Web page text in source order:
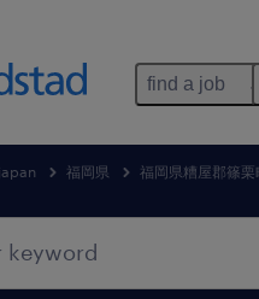
find a job
japan 福岡県 福岡県糟屋郡篠栗